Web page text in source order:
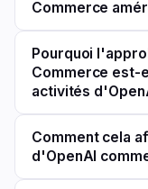
Commerce
Pourquoi
Commerce est-
activités
Comment cela
d'OpenAI